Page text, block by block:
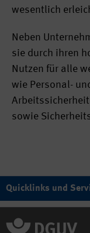
wesentlich
Neben
sie durch ihren
Nutzen für alle
wie Personal-
sowie
Quicklinks und